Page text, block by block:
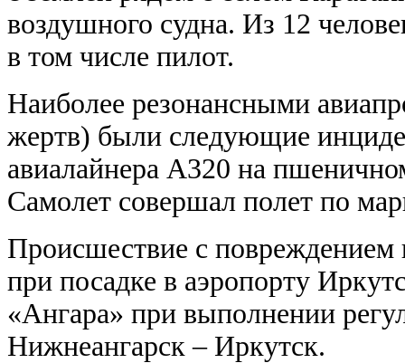
воздушного судна. Из 12
в том числе пилот.
Наиболее резонансными
жертв) были следующие
авиалайнера А320 на
Самолет совершал полет по
Происшествие с повреждением
при посадке в аэропорту
«Ангара» при выполнении
Нижнеангарск – Иркутск.